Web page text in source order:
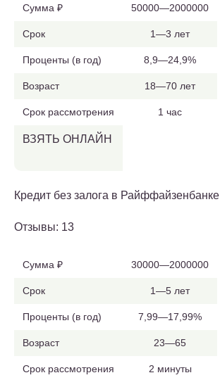
Сумма ₽ 50000—2000000
Срок 1—3 лет
Проценты (в год) 8,9—24,9%
Возраст 18—70 лет
Срок рассмотрения 1 час
ВЗЯТЬ ОНЛАЙН
Кредит без залога в Райффайзенбанке
Отзывы: 13
Сумма ₽ 30000—2000000
Срок 1—5 лет
Проценты (в год) 7,99—17,99%
Возраст 23—65
Срок рассмотрения 2 минуты